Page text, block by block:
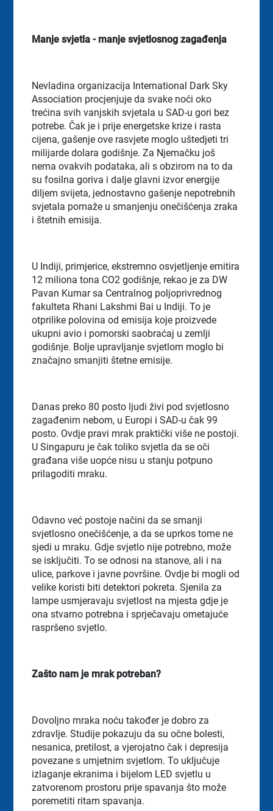
Manje svjetla - manje svjetlosnog zagađenja
Nevladina organizacija International Dark Sky
Association procjenjuje da svake noći oko
trećina svih vanjskih svjetala u SAD-u gori bez
potrebe. Čak je i prije energetske krize i rasta
cijena, gašenje ove rasvjete moglo uštedjeti tri
milijarde dolara godišnje. Za Njemačku još
nema ovakvih podataka, ali s obzirom na to da
su fosilna goriva i dalje glavni izvor energije
diljem svijeta, jednostavno gašenje nepotrebnih
svjetala pomaže u smanjenju onečišćenja zraka
i štetnih emisija.
U Indiji, primjerice, ekstremno osvjetljenje emitira
12 miliona tona CO2 godišnje, rekao je za DW
Pavan Kumar sa Centralnog poljoprivrednog
fakulteta Rhani Lakshmi Bai u Indiji. To je
otprilike polovina od emisija koje proizvede
ukupni avio i pomorski saobraćaj u zemlji
godišnje. Bolje upravljanje svjetlom moglo bi
značajno smanjiti štetne emisije.
Danas preko 80 posto ljudi živi pod svjetlosno
zagađenim nebom, u Europi i SAD-u čak 99
posto. Ovdje pravi mrak praktički više ne postoji.
U Singapuru je čak toliko svjetla da se oči
građana više uopće nisu u stanju potpuno
prilagoditi mraku.
Odavno već postoje načini da se smanji
svjetlosno onečišćenje, a da se uprkos tome ne
sjedi u mraku. Gdje svjetlo nije potrebno, može
se isključiti. To se odnosi na stanove, ali i na
ulice, parkove i javne površine. Ovdje bi mogli od
velike koristi biti detektori pokreta. Sjenila za
lampe usmjeravaju svjetlost na mjesta gdje je
ona stvarno potrebna i sprječavaju ometajuće
raspršeno svjetlo.
Zašto nam je mrak potreban?
Dovoljno mraka noću također je dobro za
zdravlje. Studije pokazuju da su očne bolesti,
nesanica, pretilost, a vjerojatno čak i depresija
povezane s umjetnim svjetlom. To uključuje
izlaganje ekranima i bijelom LED svjetlu u
zatvorenom prostoru prije spavanja što može
poremetiti ritam spavanja.